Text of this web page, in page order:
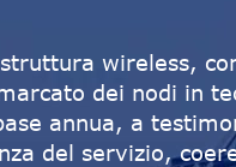
wireless,
dei nodi in
annua, a
del servizio,